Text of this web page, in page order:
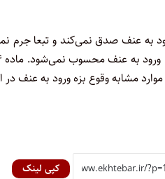
عنف صدق نمی‌کند و تبعا جرم
مشابه وقوع بزه ورود به عنف
کپی لینک